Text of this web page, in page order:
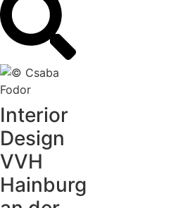
Interior
Design
VVH
Hainburg